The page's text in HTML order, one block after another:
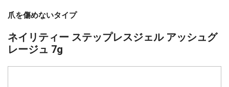
爪を傷めないタイプ
ネイリティー ステップレスジェル アッシュグ
レージュ 7g